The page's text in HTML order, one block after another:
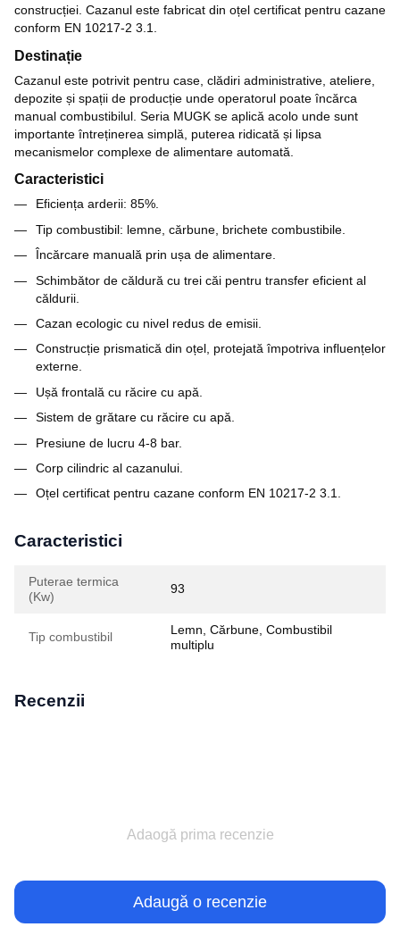
construcției. Cazanul este fabricat din oțel certificat pentru cazane
conform EN 10217-2 3.1.
Destinație
Cazanul este potrivit pentru case, clădiri administrative, ateliere,
depozite și spații de producție unde operatorul poate încărca
manual combustibilul. Seria MUGK se aplică acolo unde sunt
importante întreținerea simplă, puterea ridicată și lipsa
mecanismelor complexe de alimentare automată.
Caracteristici
Eficiența arderii: 85%.
Tip combustibil: lemne, cărbune, brichete combustibile.
Încărcare manuală prin ușa de alimentare.
Schimbător de căldură cu trei căi pentru transfer eficient al
căldurii.
Cazan ecologic cu nivel redus de emisii.
Construcție prismatică din oțel, protejată împotriva influențelor
externe.
Ușă frontală cu răcire cu apă.
Sistem de grătare cu răcire cu apă.
Presiune de lucru 4-8 bar.
Corp cilindric al cazanului.
Oțel certificat pentru cazane conform EN 10217-2 3.1.
Caracteristici
Puterae termica
(Kw)
93
Tip combustibil
Lemn, Cărbune, Combustibil
multiplu
Recenzii
Adaogă prima recenzie
Adaugă o recenzie